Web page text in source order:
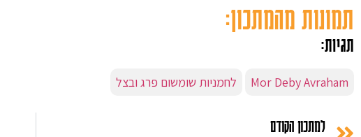
תמונות מהמתכון:
תגיות:
Mor Deby Avraham לחמניות שומשום פרג ובצל
למתכון הקודם